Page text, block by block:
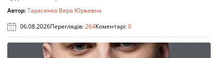
Автор:Тарасенко Вера Юрьевна
06.08.2026Переглядів:264Коментарі:0